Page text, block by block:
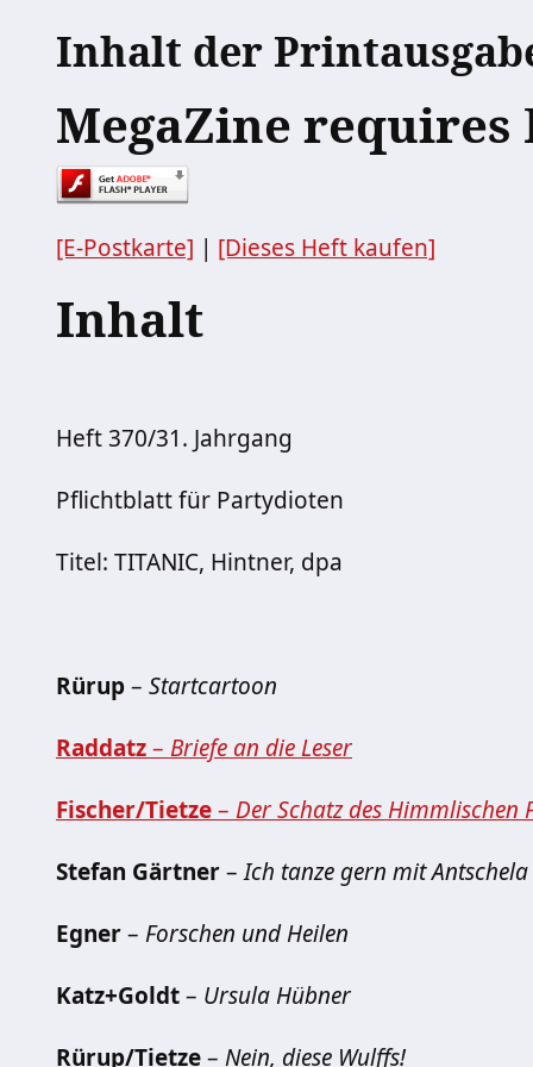
Inhalt der
MegaZine requires
[E-Postkarte] | [Dieses Heft kaufen]
Inhalt
Heft 370/31. Jahrgang
Pflichtblatt für Partydioten
Titel: TITANIC, Hintner, dpa
Rürup– Startcartoon
Raddatz– Briefe an die Leser
Fischer/Tietze– Der Schatz des Himmlischen
Stefan Gärtner–Ich tanze gern mit Antschela
Egner– Forschen und Heilen
Katz+Goldt– Ursula Hübner
Rürup/Tietze– Nein, diese Wulffs!